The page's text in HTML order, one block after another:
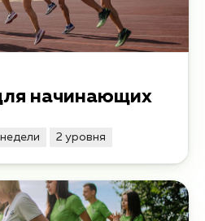
начинающих
2 уровня